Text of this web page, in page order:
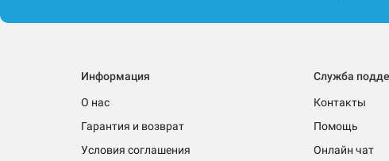
Информация
О нас
Гарантия и возврат
Условия соглашения
Служба
Контакты
Помощь
Онлайн чат